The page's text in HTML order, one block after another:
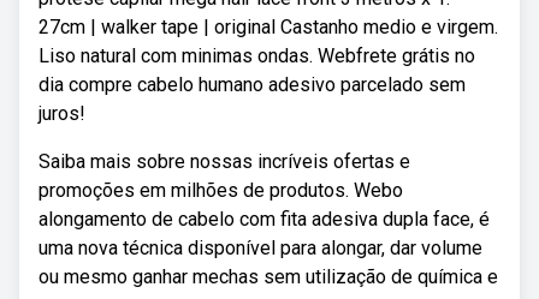
27cm | walker tape | original Castanho medio e virgem.
Liso natural com minimas ondas. Webfrete grátis no
dia compre cabelo humano adesivo parcelado sem
juros!
Saiba mais sobre nossas incríveis ofertas e
promoções em milhões de produtos. Webo
alongamento de cabelo com fita adesiva dupla face, é
uma nova técnica disponível para alongar, dar volume
ou mesmo ganhar mechas sem utilização de química e